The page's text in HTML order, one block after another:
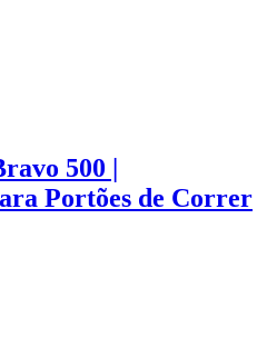
500 |
Portões de Correr